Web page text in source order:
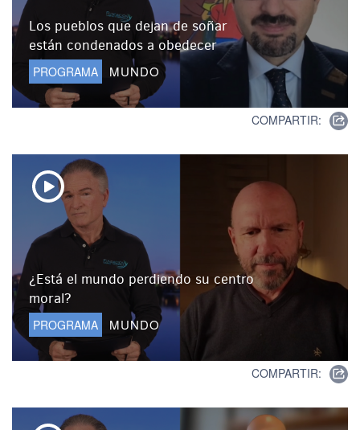
Los pueblos que dejan de soñar
están condenados a obedecer
PROGRAMA MUNDO
COMPARTIR:
¿Está el mundo perdiendo su centro
moral?
PROGRAMA MUNDO
COMPARTIR: